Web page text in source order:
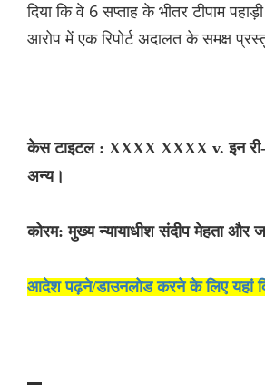
दिया कि वे 6 सप्ताह के भीतर टीपाम
आरोप में एक रिपोर्ट अदालत के समक्ष
केस टाइटल : XXXX XXXX v. इन
अन्य।
कोरम: मुख्य न्यायाधीश संदीप मेहता और
आदेश पढ़ने/डाउनलोड करने के लिए यहां